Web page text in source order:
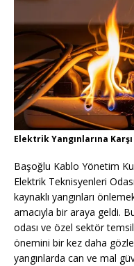
Elektrik Yangınlarına
Başoğlu Kablo Yönetim
Elektrik Teknisyenleri
kaynaklı yangınları
amacıyla bir araya geldi.
odası ve özel sektör
önemini bir kez daha
yangınlarda can ve mal